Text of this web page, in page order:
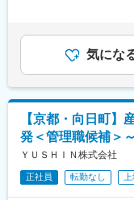
変更の範囲：会社
・構想設計
・提案書、仕様
◎部下の育成指導
＜対象製品と顧客
・航空部品の機械
└エンドユーザー
は、その認定工場
・半導体封止装
を通じて上下す
た表記です。
気にな
【京都・向日町】
発＜管理職候補＞
ＹＵＳＨＩＮ株式会社
正社員 転勤なし